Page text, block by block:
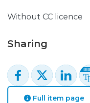
Without CC licence
Sharing
Full item page